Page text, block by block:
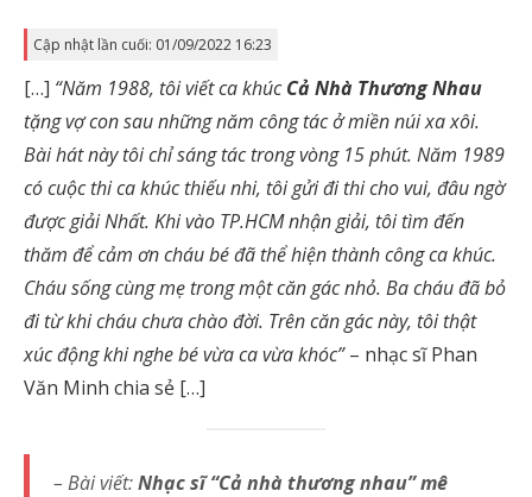
Cập nhật lần cuối: 01/09/2022 16:23
[…] “Năm 1988, tôi viết ca khúcCả Nhà Thương Nhau
tặng vợ con sau những năm công tác ở miền núi xa xôi.
Bài hát này tôi chỉ sáng tác trong vòng 15 phút. Năm 1989
có cuộc thi ca khúc thiếu nhi, tôi gửi đi thi cho vui, đâu ngờ
được giải Nhất. Khi vào TP.HCM nhận giải, tôi tìm đến
thăm để cảm ơn cháu bé đã thể hiện thành công ca khúc.
Cháu sống cùng mẹ trong một căn gác nhỏ. Ba cháu đã bỏ
đi từ khi cháu chưa chào đời. Trên căn gác này, tôi thật
xúc động khi nghe bé vừa ca vừa khóc”– nhạc sĩ Phan
Văn Minh chia sẻ […]
– Bài viết:Nhạc sĩ “Cả nhà thương nhau” mê